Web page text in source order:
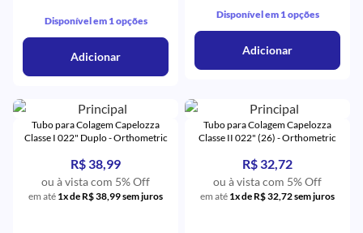
Disponível em 1 opções
Adicionar
Disponível em 1 opções
Adicionar
Tubo para Colagem Capelozza
Classe I 022" Duplo - Orthometric
R$ 38,99
ou à vista com 5% Off
em até 1x de R$ 38,99 sem juros
Tubo para Colagem Capelozza
Classe II 022" (26) - Orthometric
R$ 32,72
ou à vista com 5% Off
em até 1x de R$ 32,72 sem juros